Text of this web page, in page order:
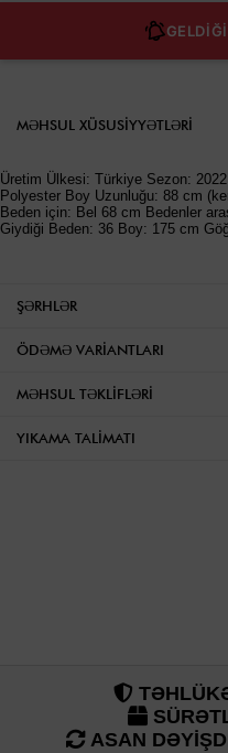
MƏHSUL XÜSUSIYYƏTLƏRI
Üretim Ülkesi: Türkiye Sezon:
Polyester Boy Uzunluğu: 88 cm
Beden için: Bel 68 cm Bedenler
Giydiği Beden: 36 Boy: 175 cm
ŞƏRHLƏR
ÖDƏMƏ VARIANTLARI
MƏHSUL TƏKLIFLƏRI
YIKAMA TALIMATI
ASAN